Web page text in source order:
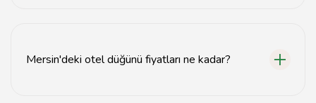
Mersin'deki otel düğünü fiyatları ne kadar?